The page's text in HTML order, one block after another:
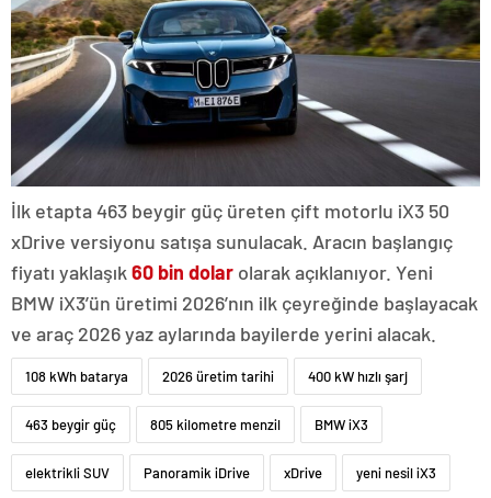
İlk etapta 463 beygir güç üreten çift motorlu iX3 50
xDrive versiyonu satışa sunulacak. Aracın başlangıç
fiyatı yaklaşık 60 bin dolar olarak açıklanıyor. Yeni
BMW iX3’ün üretimi 2026’nın ilk çeyreğinde başlayacak
ve araç 2026 yaz aylarında bayilerde yerini alacak.
108 kWh batarya 2026 üretim tarihi 400 kW hızlı şarj
463 beygir güç 805 kilometre menzil BMW iX3
elektrikli SUV Panoramik iDrive xDrive yeni nesil iX3